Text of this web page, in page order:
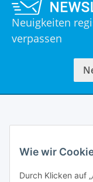
Neuigkeiten
verpassen
Informationen
Wie wir
Durch Klicken auf